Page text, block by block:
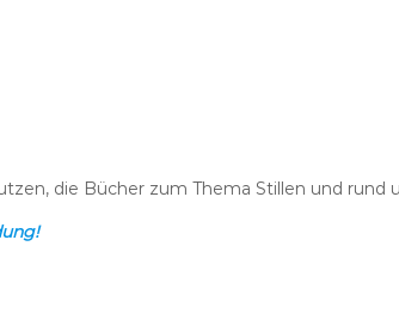
die Bücher zum Thema Stillen und rund